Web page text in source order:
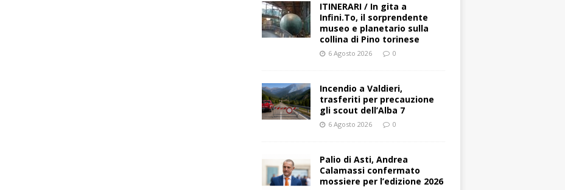
ITINERARI / In gita a
Infini.To, il sorprendente
museo e planetario sulla
collina di Pino torinese
6 Agosto 2026 0
Incendio a Valdieri,
trasferiti per precauzione
gli scout dell’Alba 7
6 Agosto 2026 0
Palio di Asti, Andrea
Calamassi confermato
mossiere per l’edizione 2026